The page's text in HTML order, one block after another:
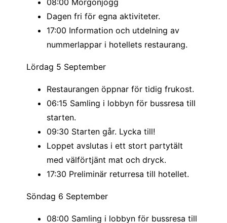
Start och mål ligger i den charmiga byn Pauillac,
sex mil norr om Bordeaux. Härifrån tar banan
löparna genom hjärtat av Médocs vindistrikt och
förbi flera av områdets berömda slott. Vid de
bara vin utan också vatten, sportdryck, frukt, ost,
sötsaker och annat som hör denna festliga rutt till.
Banan är lätt kuperad och långt ifrån en plats för
rekordjakt, men det är inte heller poängen. Det här
är ett lopp där miljön, människorna och den
lekfulla atmosfären står i centrum. Med vinrankor,
omkring dig blir Medoc Marathon 2026 en
upplevelse du bär med dig länge efter målgång.
Dagen fri för egna aktiviteter.
17:00 Information och utdelning av
nummerlappar i hotellets restaurang.
Lördag 5 September
Restaurangen öppnar för tidig frukost.
06:15 Samling i lobbyn för bussresa till
starten.
09:30 Starten går. Lycka till!
Loppet avslutas i ett stort partytält
med välförtjänt mat och dryck.
17:30 Preliminär returresa till hotellet.
Söndag 6 September
08:00 Samling i lobbyn för bussresa till